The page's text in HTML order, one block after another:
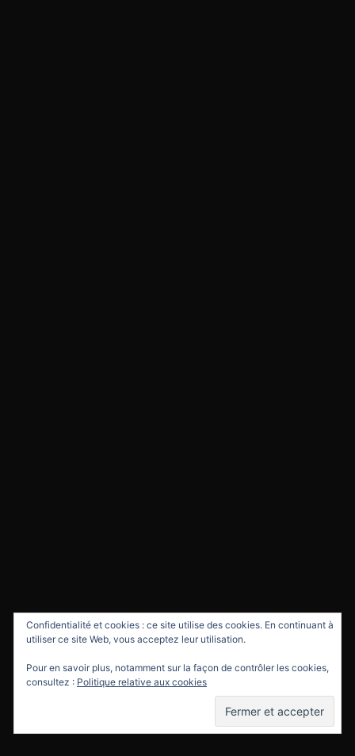
Confidentialité et cookies : ce site utilise des cookies. En continuant à
utiliser ce site Web, vous acceptez leur utilisation.
Pour en savoir plus, notamment sur la façon de contrôler les cookies,
consultez : Politique relative aux cookies